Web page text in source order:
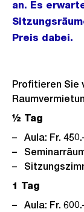
an. Es
Preis dabei.
Profitieren Sie
½ Tag
Aula: Fr.
1 Tag
Aula: Fr.